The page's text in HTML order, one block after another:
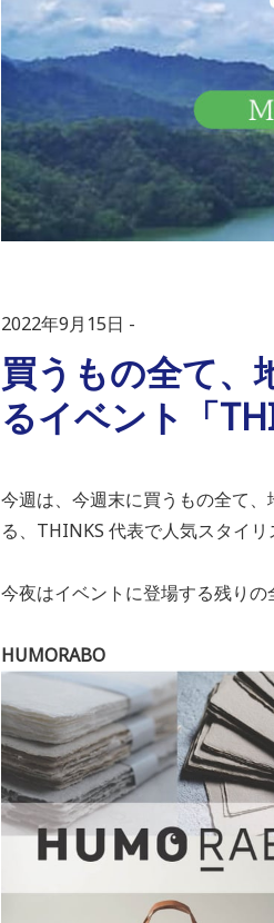
2022年9月15日
買うもの全て、
るイベント「
今週は、今週末に買うもの全て
る、THINKS 代表で人気スタイ
今夜はイベントに登場する残りの
HUMORABO